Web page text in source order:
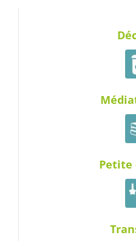
Petite